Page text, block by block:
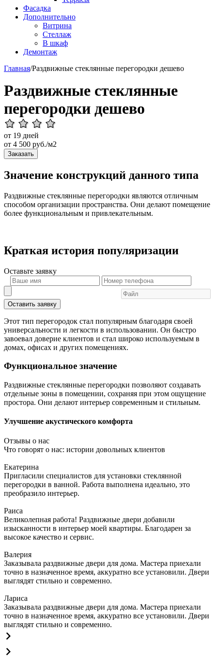
Фасадка
Дополнительно
Витрина
Стеллаж
В шкаф
Демонтаж
Главная/Раздвижные стеклянные перегородки дешево
Раздвижные стеклянные
перегородки дешево
от 19 дней
от 4 500 руб./м2
Заказать
Значение конструкций данного типа
Раздвижные стеклянные перегородки являются отличным
способом организации пространства. Они делают помещение
более функциональным и привлекательным.
Краткая история популяризации
Оставьте заявку
Оставить заявку
Этот тип перегородок стал популярным благодаря своей
универсальности и легкости в использовании. Он быстро
завоевал доверие клиентов и стал широко используемым в
домах, офисах и других помещениях.
Функциональное значение
Раздвижные стеклянные перегородки позволяют создавать
отдельные зоны в помещении, сохраняя при этом ощущение
простора. Они делают интерьер современным и стильным.
Улучшение акустического комфорта
Отзывы о нас
Что говорят о нас: истории довольных клиентов
Екатерина
Пригласили специалистов для установки стеклянной
перегородки в ванной. Работа выполнена идеально, это
преобразило интерьер.
Раиса
Великолепная работа! Раздвижные двери добавили
изысканности в интерьер моей квартиры. Благодарен за
высокое качество и сервис.
Валерия
Заказывала раздвижные двери для дома. Мастера приехали
точно в назначенное время, аккуратно все установили. Двери
выглядят стильно и современно.
Лариса
Заказывала раздвижные двери для дома. Мастера приехали
точно в назначенное время, аккуратно все установили. Двери
выглядят стильно и современно.